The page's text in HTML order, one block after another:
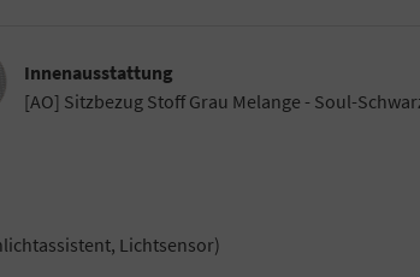
Innenausstattung
[AO] Sitzbezug Stoff Grau Melange - Soul-
Lichtsensor)